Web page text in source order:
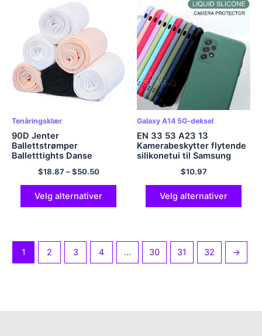
Tenåringsklær
90D Jenter
Ballettstrømper
Balletttights Danse
Profesjonelle
Dansestrømper Sømløse
Leggings Danse
Strømpebukse Leggings 3
Par
$18.87–$50.50
Velg alternativer
Galaxy A14 5G-deksel
EN 33 53 A23 13
Kamerabeskytter flytende
silikonetui til Samsung
Galaxy A53 A33 A73 A13
5G 4G A54 A34 A14
Luksus originalt deksel
$10.97
Velg alternativer
1 2 3 4 … 30 31 32 →